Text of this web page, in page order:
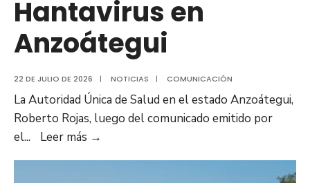
social
Hantavirus en
Anzoátegui
22 DE JULIO DE 2026 | NOTICIAS | COMUNICACIÓN
La Autoridad Única de Salud en el estado Anzoátegui,
Roberto Rojas, luego del comunicado emitido por
el... Leer más →